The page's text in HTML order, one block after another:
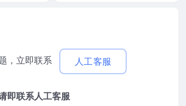
，立即联系 人工客服
即联系人工客服